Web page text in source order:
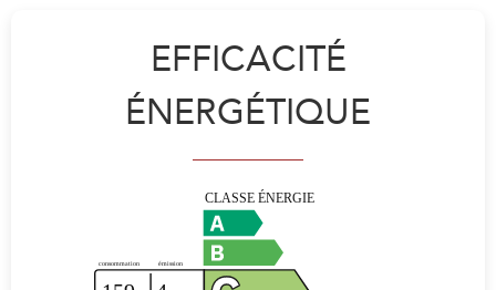
EFFICACITÉ
ÉNERGÉTIQUE